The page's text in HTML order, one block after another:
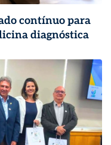
contínuo para
diagnóstica